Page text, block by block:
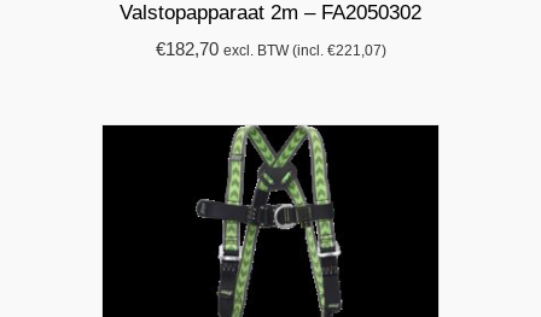
Valstopapparaat 2m – FA2050302
€182,70 excl. BTW (incl. €221,07)